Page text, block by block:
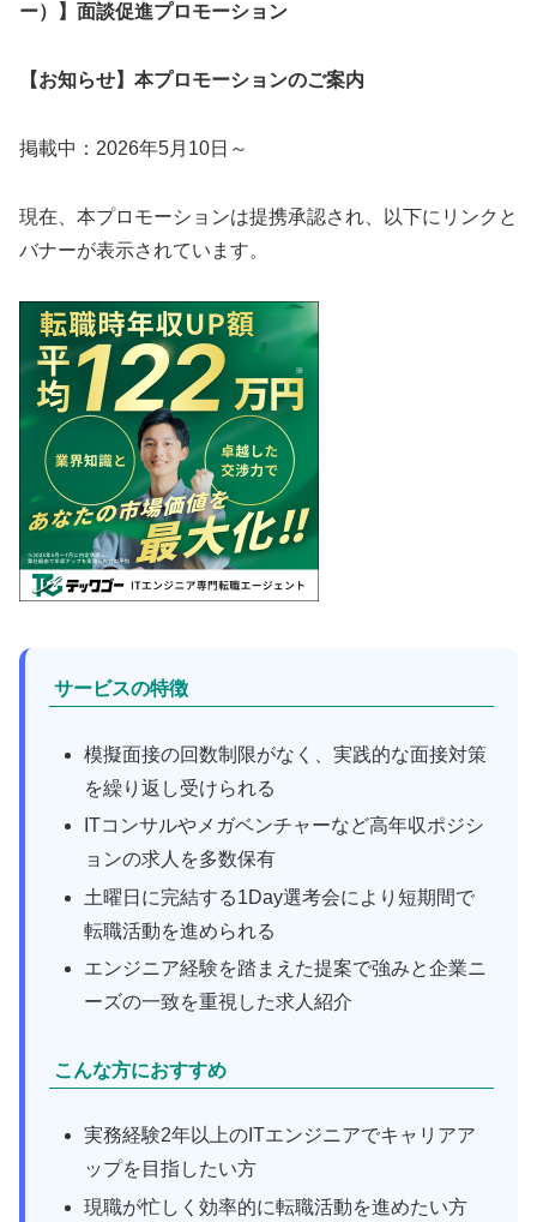
ー）】面談促進プロモーション
【お知らせ】本プロモーションのご案内
掲載中：2026年5月10日～
現在、本プロモーションは提携承認され、以下にリンクと
バナーが表示されています。
サービスの特徴
模擬面接の回数制限がなく、実践的な面接対策
を繰り返し受けられる
ITコンサルやメガベンチャーなど高年収ポジシ
ョンの求人を多数保有
土曜日に完結する1Day選考会により短期間で
転職活動を進められる
エンジニア経験を踏まえた提案で強みと企業ニ
ーズの一致を重視した求人紹介
こんな方におすすめ
実務経験2年以上のITエンジニアでキャリアア
ップを目指したい方
現職が忙しく効率的に転職活動を進めたい方